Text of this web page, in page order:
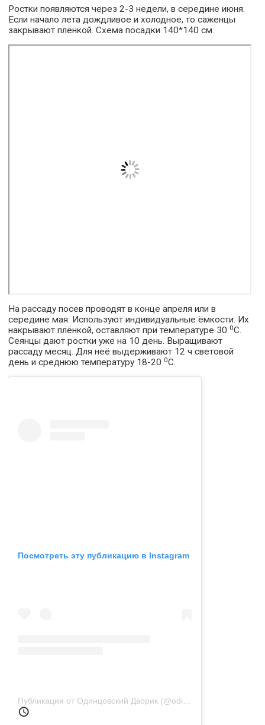
Ростки появляются через 2-3 недели, в середине июня.
Если начало лета дождливое и холодное, то саженцы
закрывают плёнкой. Схема посадки 140*140 см.
На рассаду посев проводят в конце апреля или в
середине мая. Используют индивидуальные ёмкости. Их
накрывают плёнкой, оставляют при температуре 30 0С.
Сеянцы дают ростки уже на 10 день. Выращивают
рассаду месяц. Для неё выдерживают 12 ч световой
день и среднюю температуру 18-20 0С.
Посмотреть эту публикацию в Instagram